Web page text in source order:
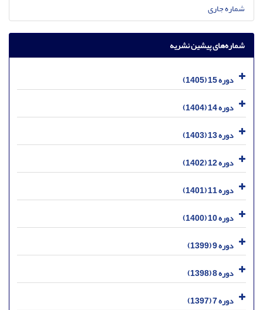
شماره جاری
شماره‌های پیشین نشریه
دوره 15 (1405)
دوره 14 (1404)
دوره 13 (1403)
دوره 12 (1402)
دوره 11 (1401)
دوره 10 (1400)
دوره 9 (1399)
دوره 8 (1398)
دوره 7 (1397)